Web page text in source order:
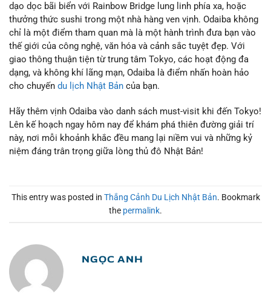
dạo dọc bãi biển với Rainbow Bridge lung linh phía xa, hoặc
thưởng thức sushi trong một nhà hàng ven vịnh. Odaiba không
chỉ là một điểm tham quan mà là một hành trình đưa bạn vào
thế giới của công nghệ, văn hóa và cảnh sắc tuyệt đẹp. Với
giao thông thuận tiện từ trung tâm Tokyo, các hoạt động đa
dạng, và không khí lãng mạn, Odaiba là điểm nhấn hoàn hảo
cho chuyến du lịch Nhật Bản của bạn.
Hãy thêm vịnh Odaiba vào danh sách must-visit khi đến Tokyo!
Lên kế hoạch ngay hôm nay để khám phá thiên đường giải trí
này, nơi mỗi khoảnh khắc đều mang lại niềm vui và những kỷ
niệm đáng trân trọng giữa lòng thủ đô Nhật Bản!
This entry was posted in Thắng Cảnh Du Lịch Nhật Bản. Bookmark
the permalink.
NGỌC ANH